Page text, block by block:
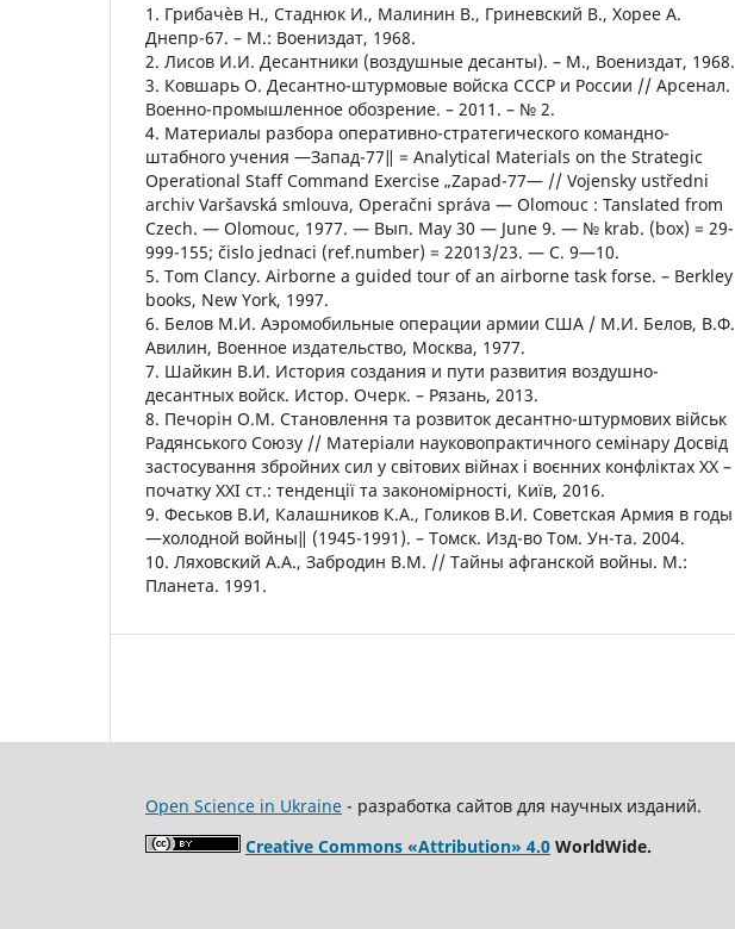
1. Грибачѐв Н., Стаднюк И., Малинин В., Гриневский В., Хорее А.
Днепр-67. – М.: Воениздат, 1968.
2. Лисов И.И. Десантники (воздушные десанты). – М., Воениздат, 1968.
3. Ковшарь О. Десантно-штурмовые войска СССР и России // Арсенал.
Военно-промышленное обозрение. – 2011. – № 2.
4. Материалы разбора оперативно-стратегического командно-
штабного учения ―Запад-77‖ = Analytical Materials on the Strategic
Operational Staff Command Exercise „Zapad-77― // Vojensky ustředni
archiv Varšavská smlouva, Operačni správa — Olomouc : Tanslated from
Czech. — Olomouc, 1977. — Вып. May 30 — June 9. — № krab. (box) = 29-
999-155; čislo jednaci (ref.number) = 22013/23. — С. 9—10.
5. Tom Clancy. Airborne a guided tour of an airborne task forse. – Berkley
books, New York, 1997.
6. Белов М.И. Аэромобильные операции армии США / М.И. Белов, В.Ф.
Авилин, Военное издательство, Москва, 1977.
7. Шайкин В.И. История создания и пути развития воздушно-
десантных войск. Истор. Очерк. – Рязань, 2013.
8. Печорін О.М. Становлення та розвиток десантно-штурмових військ
Радянського Союзу // Матеріали науковопрактичного семінару Досвід
застосування збройних сил у світових війнах і воєнних конфліктах ХХ –
початку ХХІ ст.: тенденції та закономірності, Київ, 2016.
9. Феськов В.И, Калашников К.А., Голиков В.И. Советская Армия в годы
―холодной войны‖ (1945-1991). – Томск. Изд-во Том. Ун-та. 2004.
10. Ляховский А.А., Забродин В.М. // Тайны афганской войны. М.:
Планета. 1991.
Open Science in Ukraine - разработка сайтов для научных изданий.
Creative Commons «Attribution» 4.0 WorldWide.